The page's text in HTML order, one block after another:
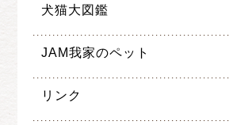
犬猫大図鑑
JAM我家のペット
リンク